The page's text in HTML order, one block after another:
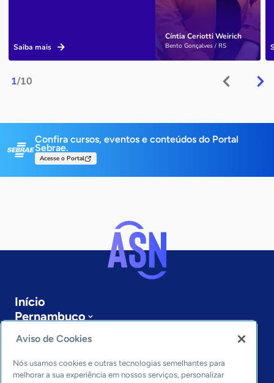
1/10
Cíntia Ceriotti Weirich
Bento Gonçalves / RS
Saiba mais
Confira cursos, eventos e conteúdos do Portal
Sebrae.
Acesse o Portal
Início
Pernambuco
Sobre a ASN
Últimas notícias
Entre em contato
Editorias
Aviso de Cookies
Nós usamos cookies e outras tecnologias semelhantes para
melhorar a sua experiência em nossos serviços, personalizar